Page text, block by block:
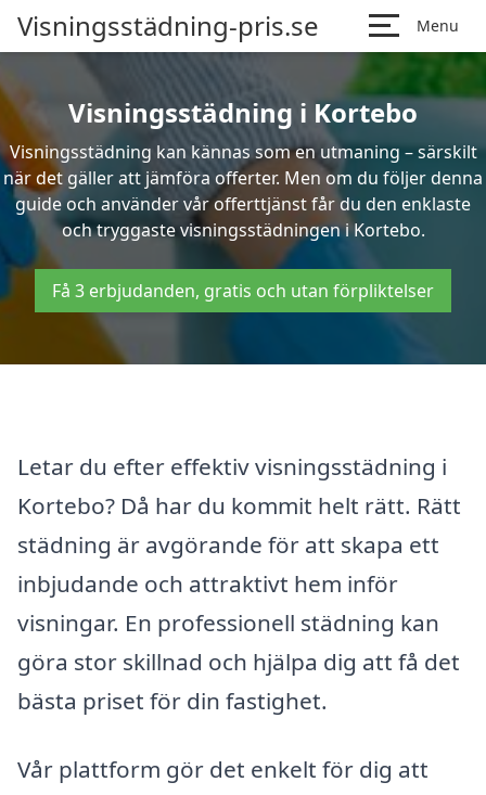
Visningsstädning-pris.se Menu
Visningsstädning i Kortebo
Visningsstädning kan kännas som en utmaning – särskilt
när det gäller att jämföra offerter. Men om du följer denna
guide och använder vår offerttjänst får du den enklaste
och tryggaste visningsstädningen i Kortebo.
Få 3 erbjudanden, gratis och utan förpliktelser
Letar du efter effektiv visningsstädning i
Kortebo? Då har du kommit helt rätt. Rätt
städning är avgörande för att skapa ett
inbjudande och attraktivt hem inför
visningar. En professionell städning kan
göra stor skillnad och hjälpa dig att få det
bästa priset för din fastighet.
Vår plattform gör det enkelt för dig att